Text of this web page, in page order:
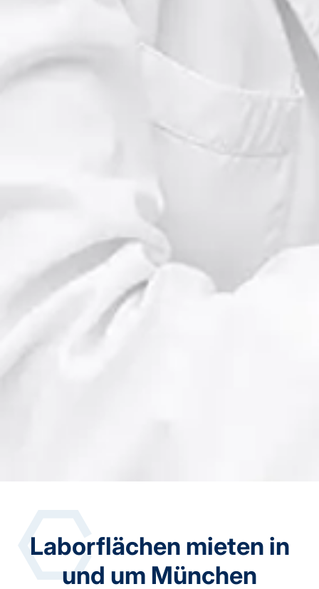
Laborflächen mieten in
und um München